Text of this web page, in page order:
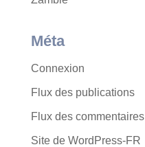
Méta
Connexion
Flux des publications
Flux des commentaires
Site de WordPress-FR